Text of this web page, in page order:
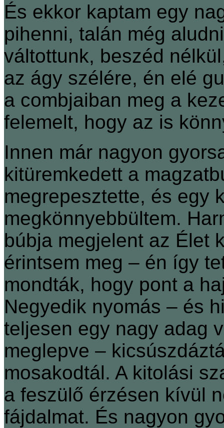
És ekkor kaptam egy
pihenni, talán még
váltottunk, beszéd
az ágy szélére, én elé
a combjaiban meg a
felemelt, hogy az is
Innen már nagyon
kitüremkedett a
megrepesztette, és egy
megkönnyebbültem.
búbja megjelent az Élet
érintsem meg – én így
mondták, hogy pont a
Negyedik nyomás – és
teljesen egy nagy adag
meglepve –
mosakodtál. A kitolási
a feszülő érzésen kívül
fájdalmat. És nagyon